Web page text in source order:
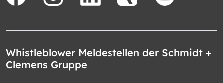
Whistleblower Meldestellen der Schmidt +
Clemens Gruppe